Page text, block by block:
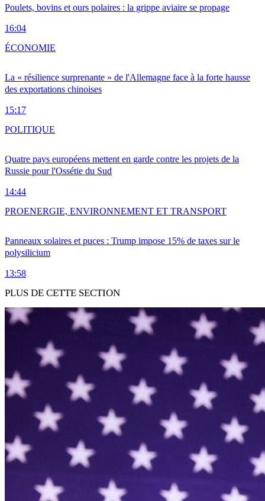
Poulets, bovins et ours polaires : la grippe aviaire se propage
16:04
La « résilience surprenante » de l'Allemagne face à la forte hausse
des exportations chinoises
15:17
ÉCONOMIE
Quatre pays européens mettent en garde contre les projets de la
Russie pour l'Ossétie du Sud
14:44
POLITIQUE
Panneaux solaires et puces : Trump impose 15% de taxes sur le
polysilicium
13:58
PROENERGIE, ENVIRONNEMENT ET TRANSPORT
PLUS DE CETTE SECTION